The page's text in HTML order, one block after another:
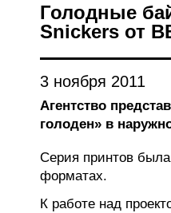
Голодные
Snickers от
3 ноября 2011
Агентство
голоден» в
Серия принтов
форматах.
К работе над